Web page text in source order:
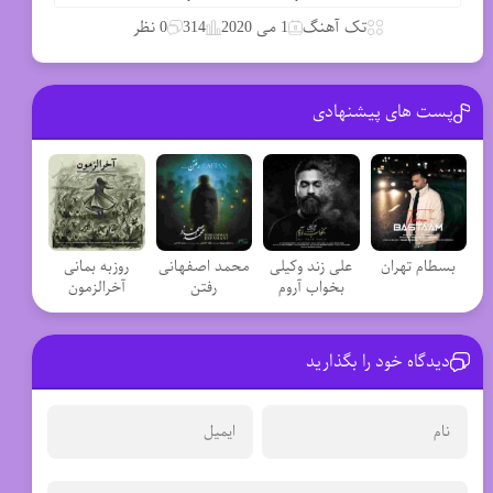
تک آهنگ 1 می 2020 314 0 نظر
پست های پیشنهادی
بسطام تهران
علی زند وکیلی
بخواب آروم
محمد اصفهانی
رفتن
روزبه بمانی
آخرالزمون
دیدگاه خود را بگذارید